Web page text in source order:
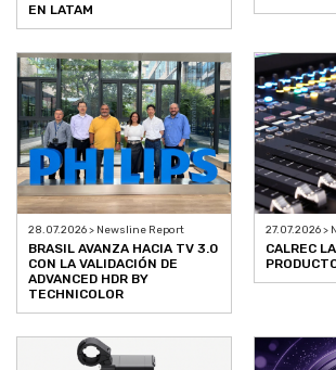
EN LATAM
28.07.2026 > Newsline Report
BRASIL AVANZA HACIA TV 3.0
CON LA VALIDACIÓN DE
ADVANCED HDR BY
TECHNICOLOR
27.07.2026 >
CALREC